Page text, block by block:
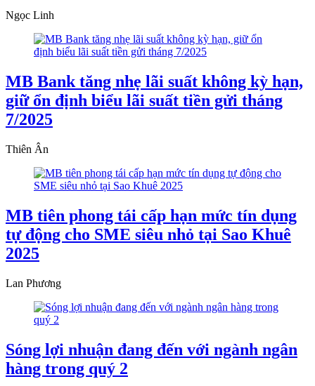
Ngọc Linh
MB Bank tăng nhẹ lãi suất không kỳ hạn,
giữ ổn định biểu lãi suất tiền gửi tháng
7/2025
Thiên Ân
MB tiên phong tái cấp hạn mức tín dụng
tự động cho SME siêu nhỏ tại Sao Khuê
2025
Lan Phương
Sóng lợi nhuận đang đến với ngành ngân
hàng trong quý 2